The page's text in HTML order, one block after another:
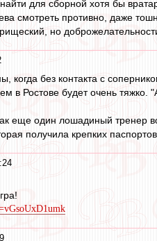
для сборной хотя бы
смотреть противно, даже
но
когда без контакта с
в Ростове будет очень тяжко.
еще один лошадиный тренер
получила крепких